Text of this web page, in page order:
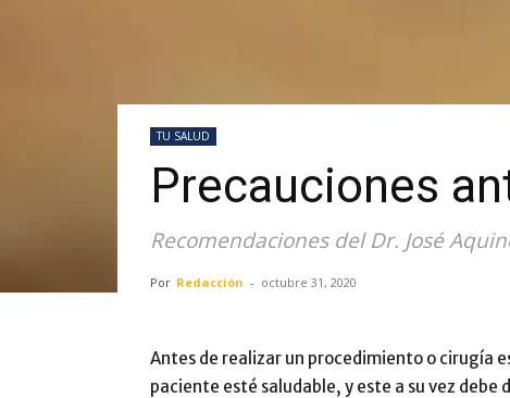
TU SALUD
Precauciones
Recomendaciones del Dr. José
Por Redacción - octubre 31, 2020
Antes de realizar un procedimiento o cirugía
paciente esté saludable, y este a su vez